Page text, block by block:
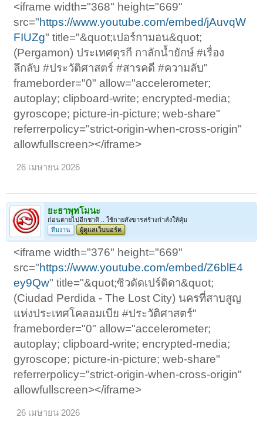
<iframe width="368" height="669"
src="https://www.youtube.com/embed/jAuvqW
FIUZg" title="&quot;เปอร์กามอน&quot;
(Pergamon) ประเทศตุรกี กาลักน้ำยักษ์ #เรื่อง
ลึกลับ #ประวัติศาสตร์ #สารคดี #ความลับ"
frameborder="0" allow="accelerometer;
autoplay; clipboard-write; encrypted-media;
gyroscope; picture-in-picture; web-share"
referrerpolicy="strict-origin-when-cross-origin"
allowfullscreen></iframe>
26 เมษายน 2026
ยะธาพุทโมนะ
ก่อนตายไปอีกชาติ .. ใช้กายสังขารสร้างกำลังให้คุ้ม
ทีมงาน
ผู้ดูแลเว็บบอร์ด
<iframe width="376" height="669"
src="https://www.youtube.com/embed/Z6blE4
ey9Qw" title="&quot;ซิวดัดเปร์ดิดา&quot;
(Ciudad Perdida - The Lost City) นครที่สาบสูญ
แห่งประเทศโคลอมเบีย #ประวัติศาสตร์"
frameborder="0" allow="accelerometer;
autoplay; clipboard-write; encrypted-media;
gyroscope; picture-in-picture; web-share"
referrerpolicy="strict-origin-when-cross-origin"
allowfullscreen></iframe>
26 เมษายน 2026